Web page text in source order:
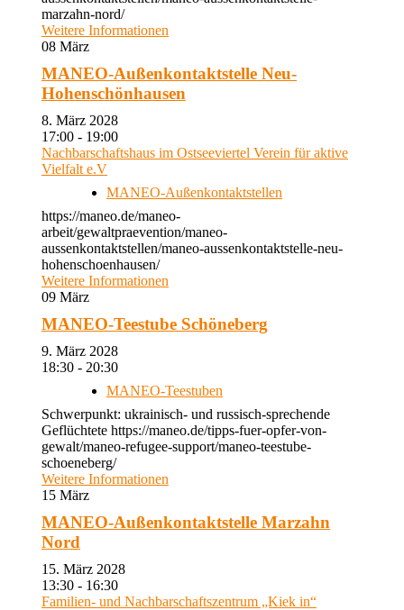
marzahn-nord/
Weitere Informationen
08 März
MANEO-Außenkontaktstelle Neu-
Hohenschönhausen
8. März 2028
17:00 - 19:00
Nachbarschaftshaus im Ostseeviertel Verein für aktive
Vielfalt e.V
MANEO-Außenkontaktstellen
https://maneo.de/maneo-
arbeit/gewaltpraevention/maneo-
aussenkontaktstellen/maneo-aussenkontaktstelle-neu-
hohenschoenhausen/
Weitere Informationen
09 März
MANEO-Teestube Schöneberg
9. März 2028
18:30 - 20:30
MANEO-Teestuben
Schwerpunkt: ukrainisch- und russisch-sprechende
Geflüchtete https://maneo.de/tipps-fuer-opfer-von-
gewalt/maneo-refugee-support/maneo-teestube-
schoeneberg/
Weitere Informationen
15 März
MANEO-Außenkontaktstelle Marzahn
Nord
15. März 2028
13:30 - 16:30
Familien- und Nachbarschaftszentrum „Kiek in“